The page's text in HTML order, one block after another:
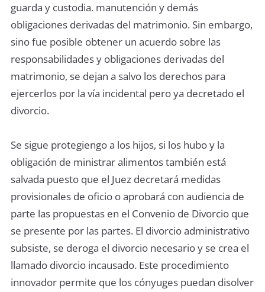
guarda y custodia. manutención y demás
obligaciones derivadas del matrimonio. Sin embargo,
sino fue posible obtener un acuerdo sobre las
responsabilidades y obligaciones derivadas del
matrimonio, se dejan a salvo los derechos para
ejercerlos por la vía incidental pero ya decretado el
divorcio.
Se sigue protegiengo a los hijos, si los hubo y la
obligación de ministrar alimentos también está
salvada puesto que el Juez decretará medidas
provisionales de oficio o aprobará con audiencia de
parte las propuestas en el Convenio de Divorcio que
se presente por las partes. El divorcio administrativo
subsiste, se deroga el divorcio necesario y se crea el
llamado divorcio incausado. Este procedimiento
innovador permite que los cónyuges puedan disolver